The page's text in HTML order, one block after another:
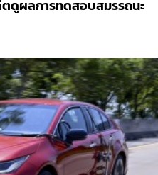
ดูผลการทดสอบสมรรถนะ